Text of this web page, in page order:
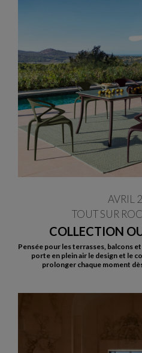
COLLECTION
AVRIL
TOUT SUR
Pensée pour les terrasses, balcons
porte en plein air le design et le
prolonger chaque moment